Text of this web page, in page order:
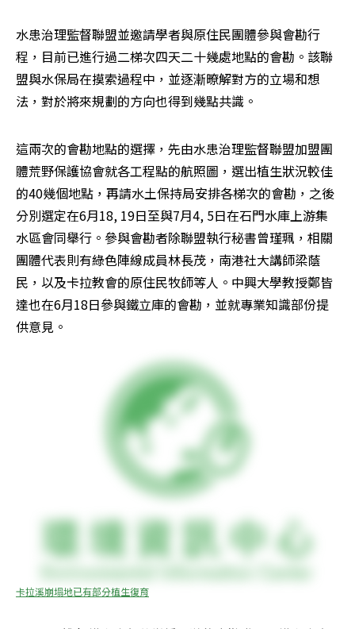
水患治理監督聯盟並邀請學者與原住民團體參與會勘行
程，目前已進行過二梯次四天二十幾處地點的會勘。該聯
盟與水保局在摸索過程中，並逐漸暸解對方的立場和想
法，對於將來規劃的方向也得到幾點共識。
這兩次的會勘地點的選擇，先由水患治理監督聯盟加盟團
體荒野保護協會就各工程點的航照圖，選出植生狀況較佳
的40幾個地點，再請水土保持局安排各梯次的會勘，之後
分別選定在6月18, 19日至與7月4, 5日在石門水庫上游集
水區會同舉行。參與會勘者除聯盟執行秘書曾瑾珮，相關
團體代表則有綠色陣線成員林長茂，南港社大講師梁蔭
民，以及卡拉教會的原住民牧師等人。中興大學教授鄭皆
達也在6月18日參與鐵立庫的會勘，並就專業知識部份提
供意見。
卡拉溪崩塌地已有部分植生復育